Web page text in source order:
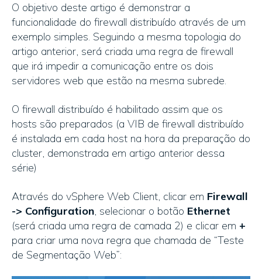
O objetivo deste artigo é demonstrar a
funcionalidade do firewall distribuído através de um
exemplo simples. Seguindo a mesma topologia do
artigo anterior, será criada uma regra de firewall
que irá impedir a comunicação entre os dois
servidores web que estão na mesma subrede.
O firewall distribuído é habilitado assim que os
hosts são preparados (a VIB de firewall distribuído
é instalada em cada host na hora da preparação do
cluster, demonstrada em artigo anterior dessa
série)
Através do vSphere Web Client, clicar em Firewall
-> Configuration, selecionar o botão Ethernet
(será criada uma regra de camada 2) e clicar em +
para criar uma nova regra que chamada de “Teste
de Segmentação Web”: